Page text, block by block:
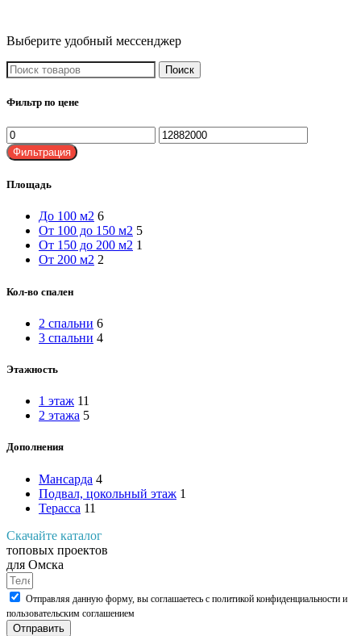
Выберите удобный мессенджер
Поиск
Фильтр по цене
Минимальная
цена
Максимальная
цена
Фильтрация
Площадь
До 100 м2 6
От 100 до 150 м2 5
От 150 до 200 м2 1
От 200 м2 2
Кол-во спален
2 спальни 6
3 спальни 4
Этажность
1 этаж 11
2 этажа 5
Дополнения
Мансарда 4
Подвал, цокольный этаж 1
Терасса 11
Скачайте каталог
топовых проектов
для Омска
Отправляя данную форму, вы соглашаетесь с политикой конфиденциальности и
пользовательским соглашением
Отправить